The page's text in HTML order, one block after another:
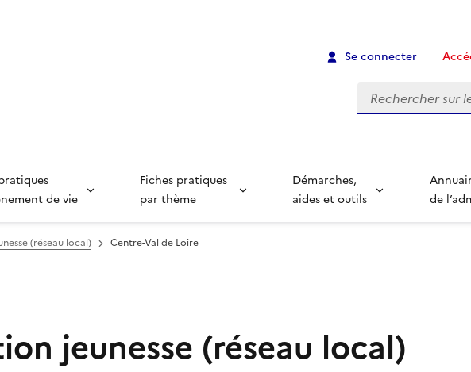
Se connecter
Recherche
de vie
Fiches pratiques
par thème
Démarches,
aides et outils
de
(réseau local) Centre-Val de Loire
jeunesse (réseau local)